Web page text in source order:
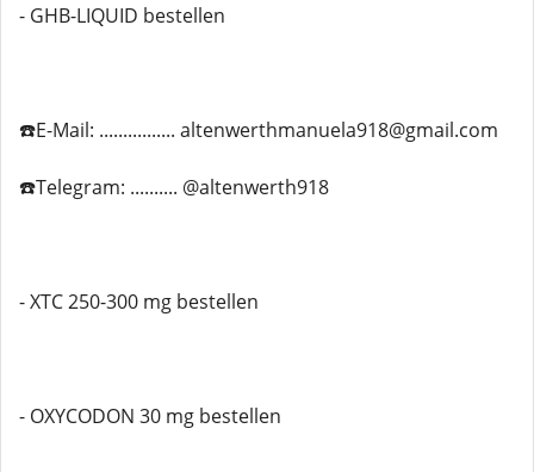
- GHB-LIQUID bestellen
☎️E-Mail: ................ altenwerthmanuela918@gmail.com
☎️Telegram: .......... @altenwerth918
- XTC 250-300 mg bestellen
- OXYCODON 30 mg bestellen